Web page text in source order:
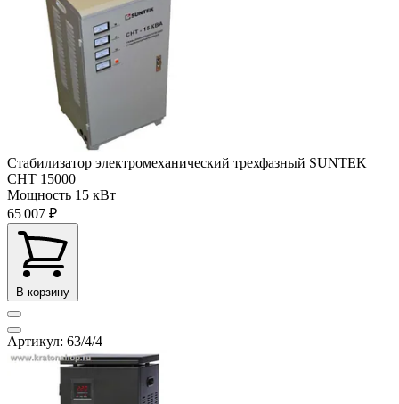
Стабилизатор электромеханический трехфазный SUNTEK
СНТ 15000
Мощность 15 кВт
65 007 ₽
В корзину
Артикул: 63/4/4